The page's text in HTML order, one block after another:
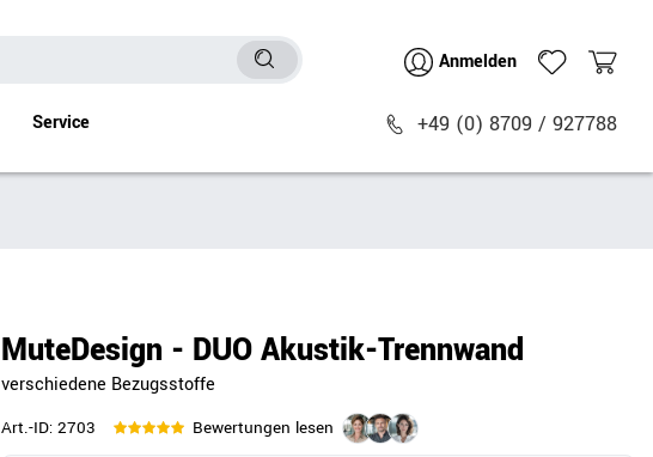
Anmelden
+49 (0) 8709 / 927788
Polstermöbel
Sitz- & Stehhocker
Service
MuteDesign - DUO Akustik-Trennwand
verschiedene Bezugsstoffe
Art.-ID: 2703 Bewertungen lesen